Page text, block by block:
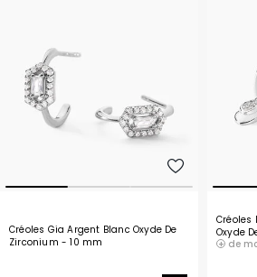
Créoles Gia Argent Blanc Oxyde De
Zirconium- 10 mm
Créoles
Oxyde
de